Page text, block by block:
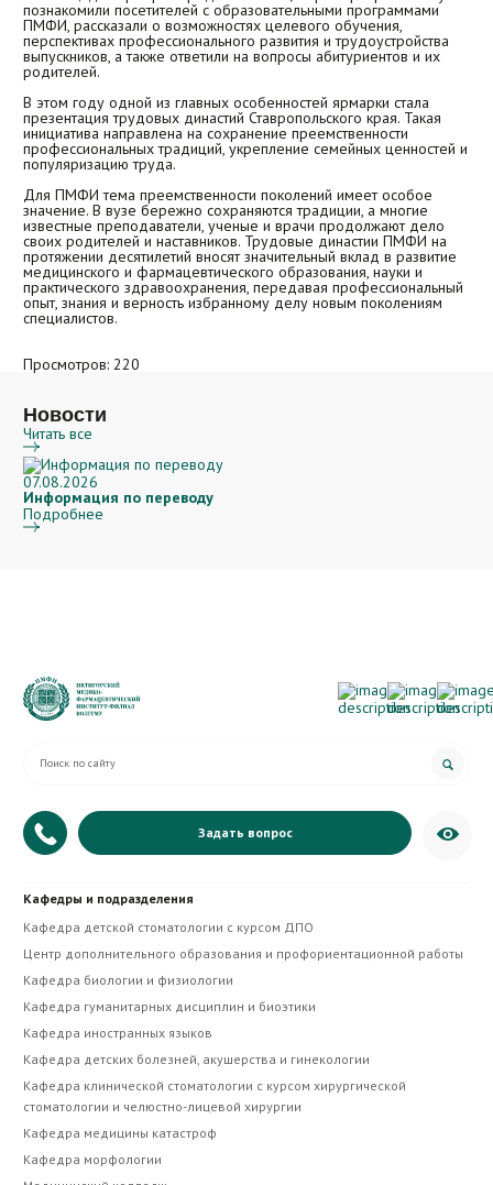
Бланки заявлений
Иностранному абитуриенту (Admission Committee)
Задать вопрос
Платёжные реквизиты вуза
Кафедры и подразделения
Награды
Гранты и конкурсы
Сборники научных трудов
Получение доступов в системы ПМФИ
познакомили посетителей с образовательными программами
ПМФИ, рассказали о возможностях целевого обучения,
перспективах профессионального развития и трудоустройства
выпускников, а также ответили на вопросы абитуриентов и их
родителей.
В этом году одной из главных особенностей ярмарки стала
презентация трудовых династий Ставропольского края. Такая
инициатива направлена на сохранение преемственности
профессиональных традиций, укрепление семейных ценностей и
популяризацию труда.
Для ПМФИ тема преемственности поколений имеет особое
значение. В вузе бережно сохраняются традиции, а многие
известные преподаватели, ученые и врачи продолжают дело
своих родителей и наставников. Трудовые династии ПМФИ на
протяжении десятилетий вносят значительный вклад в развитие
медицинского и фармацевтического образования, науки и
практического здравоохранения, передавая профессиональный
опыт, знания и верность избранному делу новым поколениям
специалистов.
Просмотров: 220
Новости
Читать все
07.08.2026
Информация по переводу
Подробнее
+7 (879) 335-20-07
Приёмная директора
Задать вопрос
Кафедры и подразделения
Кафедра детской стоматологии с курсом ДПО
Центр дополнительного образования и профориентационной работы
Кафедра биологии и физиологии
Кафедра гуманитарных дисциплин и биоэтики
Кафедра иностранных языков
Кафедра детских болезней, акушерства и гинекологии
Кафедра клинической стоматологии с курсом хирургической
стоматологии и челюстно-лицевой хирургии
Кафедра медицины катастроф
Кафедра морфологии